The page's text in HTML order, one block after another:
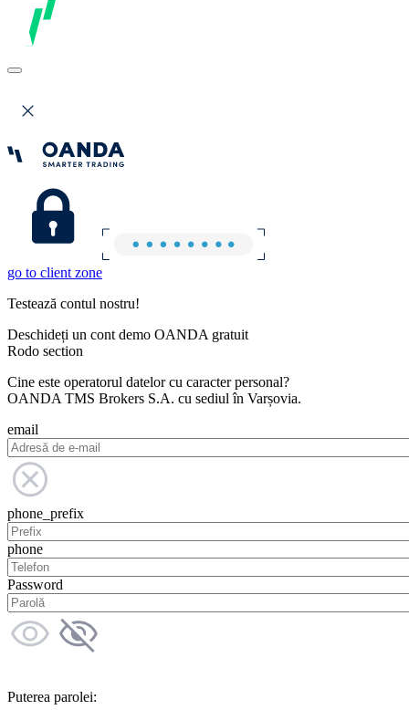
go to client zone
Testează contul nostru!
Deschideți un cont demo OANDA gratuit
Rodo section
Cine este operatorul datelor cu caracter personal?
OANDA TMS Brokers S.A. cu sediul în Varșovia.
email
phone_prefix
phone
Password
Puterea parolei: